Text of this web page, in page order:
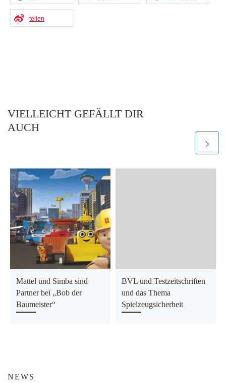
teilen
VIELLEICHT GEFÄLLT DIR
AUCH
Mattel und Simba sind
Partner bei „Bob der
Baumeister“
BVL und Testzeitschriften
und das Thema
Spielzeugsicherheit
NEWS